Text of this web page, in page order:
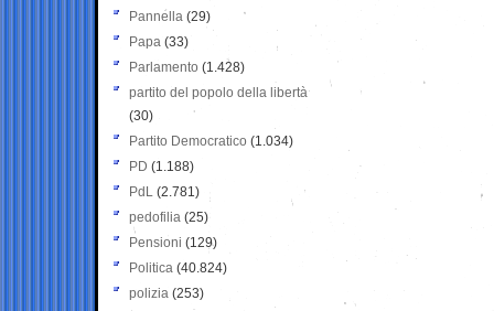
Pannella (29)
Papa (33)
Parlamento (1.428)
partito del popolo della libertà
(30)
Partito Democratico (1.034)
PD (1.188)
PdL (2.781)
pedofilia (25)
Pensioni (129)
Politica (40.824)
polizia (253)